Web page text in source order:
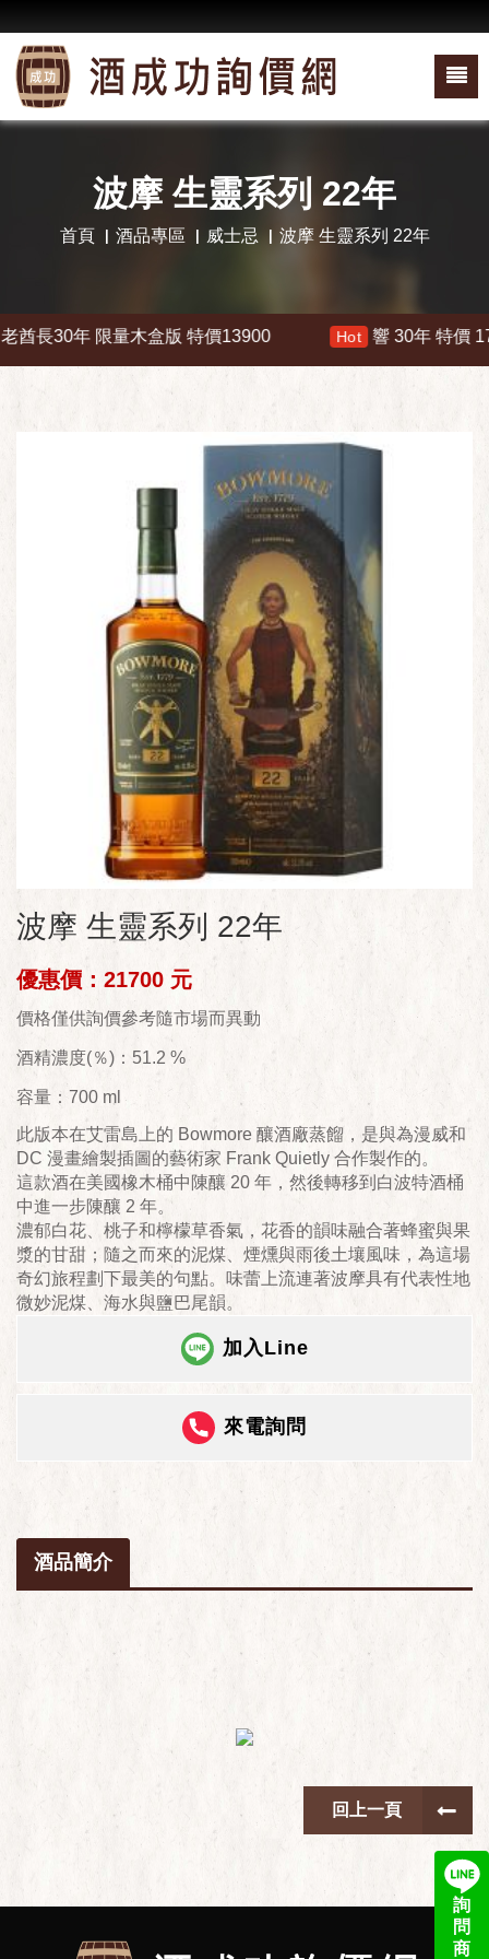
詢
問
商
波摩 生靈系列 22年
首頁 酒品專區 威士忌 波摩 生靈系列 22年
30年 限量木盒版 特價13900 響 30年 特價
波摩 生靈系列 22年
優惠價：21700 元
價格僅供詢價參考隨市場而異動
酒精濃度(％)：51.2 %
容量：700 ml
此版本在艾雷島上的 Bowmore 釀酒廠蒸餾，是與為漫威和
DC 漫畫繪製插圖的藝術家 Frank Quietly 合作製作的。
這款酒在美國橡木桶中陳釀 20 年，然後轉移到白波特酒桶
中進一步陳釀 2 年。
濃郁白花、桃子和檸檬草香氣，花香的韻味融合著蜂蜜與果
漿的甘甜；隨之而來的泥煤、煙燻與雨後土壤風味，為這場
奇幻旅程劃下最美的句點。味蕾上流連著波摩具有代表性地
微妙泥煤、海水與鹽巴尾韻。
加入Line
來電詢問
酒品簡介
回上一頁